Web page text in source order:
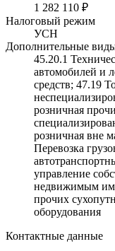
1 282 110 ₽
Налоговый режим
УСН
Дополнительные
45.20.1
автомобилей и
средств; 47.19
розничная
розничная вне
Перевозка
управление
недвижимым
прочих
оборудования
Контактные данные